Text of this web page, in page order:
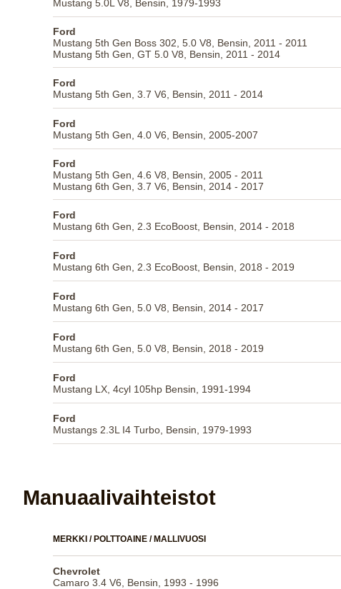
Mustang 5.0L V8, Bensin, 1979-1993
Ford
Mustang 5th Gen Boss 302, 5.0 V8, Bensin, 2011 - 2011
Mustang 5th Gen, GT 5.0 V8, Bensin, 2011 - 2014
Ford
Mustang 5th Gen, 3.7 V6, Bensin, 2011 - 2014
Ford
Mustang 5th Gen, 4.0 V6, Bensin, 2005-2007
Ford
Mustang 5th Gen, 4.6 V8, Bensin, 2005 - 2011
Mustang 6th Gen, 3.7 V6, Bensin, 2014 - 2017
Ford
Mustang 6th Gen, 2.3 EcoBoost, Bensin, 2014 - 2018
Ford
Mustang 6th Gen, 2.3 EcoBoost, Bensin, 2018 - 2019
Ford
Mustang 6th Gen, 5.0 V8, Bensin, 2014 - 2017
Ford
Mustang 6th Gen, 5.0 V8, Bensin, 2018 - 2019
Ford
Mustang LX, 4cyl 105hp Bensin, 1991-1994
Ford
Mustangs 2.3L I4 Turbo, Bensin, 1979-1993
Manuaalivaihteistot
MERKKI / POLTTOAINE / MALLIVUOSI
Chevrolet
Camaro 3.4 V6, Bensin, 1993 - 1996